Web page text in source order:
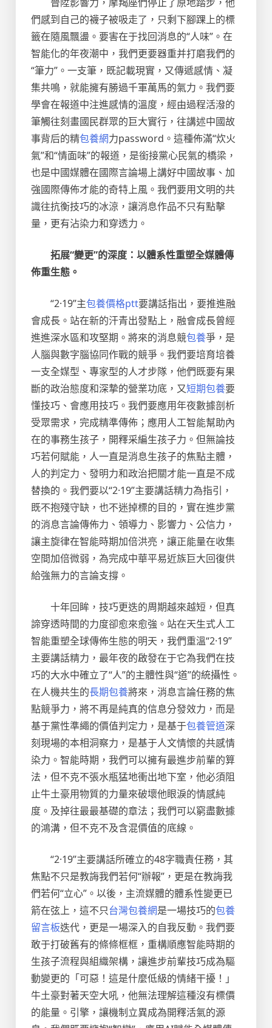
們感到自己的襪子被吸走了，只剩下腳踝上的標
籤在隨風飄盪。要害在于找回消息的“人味”。在
智能化的年夜潮中，我們更要器重并打磨我們的
“筆力”。一支筆，既記載現實，又傳遞感情、凝
集共鳴，就能擁有勝過千軍萬馬的氣力。我們要
學會在報道中注進感情的溫度，經由過程活潑的
筆觸往刻畫國民群眾的巨大實行，往講述中國故
事背后的精包養網力password。這種佈滿“炊火
氣”和“情面味”的報道，是銜接黨心民氣的橋梁，
也是中國媒體在國際言論場上講好中國故事、加
強國際傳佈才能的奇特上風。我們要用文明的共
識往抗衡技巧的冰涼，讓消息作品不只有點擊
量，更有沾染力和穿透力。
拓展“變更”的深度：以體系性重塑全媒體傳
佈重生態。
“2·19”主包養價格ptt要講話指出，要推進融
會成長。站在新的汗青出發點上，融會成長曾經
進進深水區和攻堅期。將來的消息競包養爭，是
人腦與數字腦協同作戰的競爭。我們要培育培養
一支全媒型、專家型的人才步隊，他們既要有果
斷的政治態度和深摯的營業功底，又短期包養要
懂技巧、會應用技巧。我們要應用年夜數據剖析
受眾需求，完成精準傳佈；應用人工智能幫助內
在的事務生孩子，開釋采編生孩子力。但無論技
巧若何賦能，人一直是消息生孩子的焦點主體，
人的判定力、發明力和政治把關才能一直是不成
替換的。我們要以“2·19”主要講話精力為指引，
既不抱殘守缺，也不迷掉標的目的，實在進步黨
的消息言論傳佈力、領導力、影響力、公信力，
讓主旋律在智能時期加倍洪亮，讓正能量在收集
空間加倍微弱，為完成中華平易近族巨大回復供
給強無力的言論支撐。
十年回眸，技巧更迭的周期越來越短，但真
諦穿透時間的力度卻愈來愈強。站在天生式人工
智能重塑全球傳佈生態的明天，我們重溫“2·19”
主要講話精力，最年夜的啟發在于它為我們在技
巧的大水中確立了“人”的主體性與“道”的統攝性。
在人機共生的長期包養將來，消息言論任務的焦
點競爭力，將不再是純真的信息分發效力，而是
基于黨性準繩的價值判定力，是基于包養管道深
刻現場的本相洞察力，是基于人文情懷的共感情
染力。智能時期，我們可以擁有最進步前輩的算
法，但不克不張水瓶猛地衝出地下室，他必須阻
止牛土豪用物質的力量來破壞他眼淚的情感純
度。及掉往最最基礎的章法；我們可以窮盡數據
的鴻溝，但不克不及含混價值的底線。
“2·19”主要講話所確立的48字職責任務，其
焦點不只是教誨我們若何“辦報”，更是在教誨我
們若何“立心”。以後，主流媒體的體系性變更已
箭在弦上，這不只台灣包養網是一場技巧的包養
留言板迭代，更是一場深入的自我反動。我們要
敢于打破舊有的條條框框，重構順應智能時期的
生孩子流程與組織架構，讓進步前輩技巧成為驅
動變更的「可惡！這是什麼低級的情緒干擾！」
牛土豪對著天空大吼，他無法理解這種沒有標價
的能量。引擎，讓機制立異成為開釋活氣的源